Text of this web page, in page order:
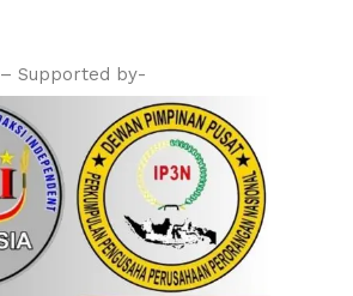
– Supported by-